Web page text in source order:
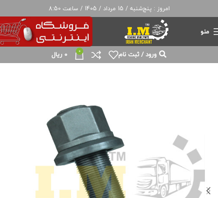
امروز : پنج‌شنبه / 15 مرداد / 1405 / ساعت 8:50
منو
ورود / ثبت نام 0
0 ریال